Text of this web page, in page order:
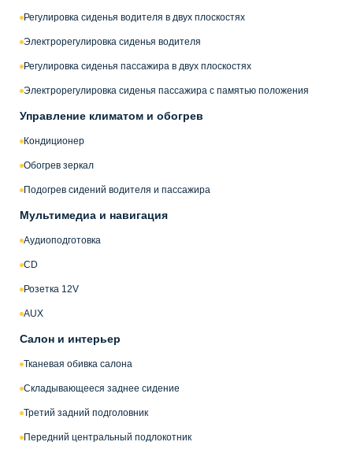
Регулировка сиденья водителя в двух плоскостях
Электрорегулировка сиденья водителя
Регулировка сиденья пассажира в двух плоскостях
Электрорегулировка сиденья пассажира с памятью положения
Управление климатом и обогрев
Кондиционер
Обогрев зеркал
Подогрев сидений водителя и пассажира
Мультимедиа и навигация
Аудиоподготовка
CD
Розетка 12V
AUX
Салон и интерьер
Тканевая обивка салона
Складывающееся заднее сидение
Третий задний подголовник
Передний центральный подлокотник